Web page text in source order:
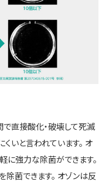
直接酸化・破壊して死滅
いと言われています。 オ
に強力な除菌ができます。
除菌できます。 オゾンは反